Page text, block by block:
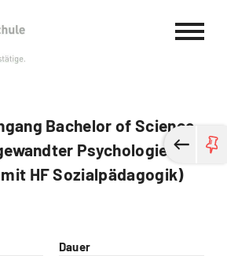
Kalaidos Fachhochschule Schweiz
Bachelor of Science
Psychologie
HF Sozialpädagogik)
Dauer